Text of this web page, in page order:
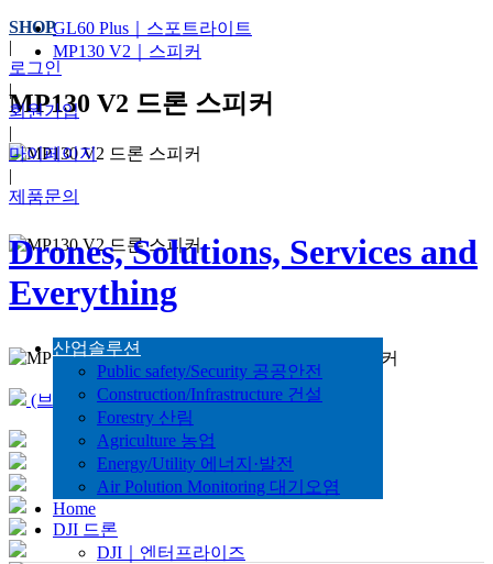
SHOP
|
로그인
|
회원가입
|
마이페이지
|
제품문의
Drones, Solutions, Services and
Everything
산업솔루션
Public safety/Security 공공안전
Construction/Infrastructure 건설
Forestry 산림
Agriculture 농업
Energy/Utility 에너지·발전
Air Polution Monitoring 대기오염
Home
DJI 드론
DJI｜엔터프라이즈
GL60 Plus｜스포트라이트
MP130 V2｜스피커
MP130 V2 드론 스피커
(브로셔)_Spec_for_MP_130_Speaker.pdf